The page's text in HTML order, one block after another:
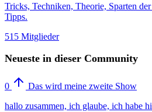
Tricks, Techniken, Theorie, Sparten
Tipps.
515 Mitglieder
Neueste in dieser Community
0
Das wird meine zweite Show
hallo zusammen, ich glaube, ich habe